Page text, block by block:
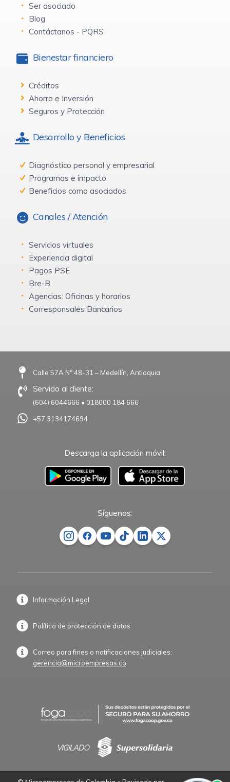
Ser asociado
Blog
Contáctanos - PQRS
Bienestar financiero
Créditos
Ahorro e Inversión
Seguros y Protección
Desarrollo y Beneficios
Diagnóstico personal y empresarial
Programas e impacto
Beneficios como asociados
Canales / Atención
Servicios virtuales
Experiencia digital
Pagos PSE
Bre-B
Agencias: Oficinas y horarios
Corresponsales Bancarios
Calle 57A N° 48-31 – Medellín, Antioquia
Servicio al cliente:
(604) 6044666 • 018000 184 666
+57 3134174694
Descarga la aplicación móvil:
–
Síguenos:
Información Legal
Política de protección de datos
Correo para fines o notificaciones judiciales:
gerencia@microempresas.co